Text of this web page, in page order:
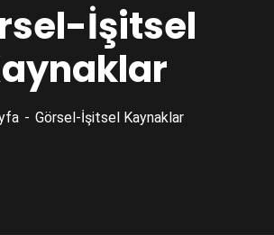
İşitsel
Görsel-İşitsel Kaynaklar